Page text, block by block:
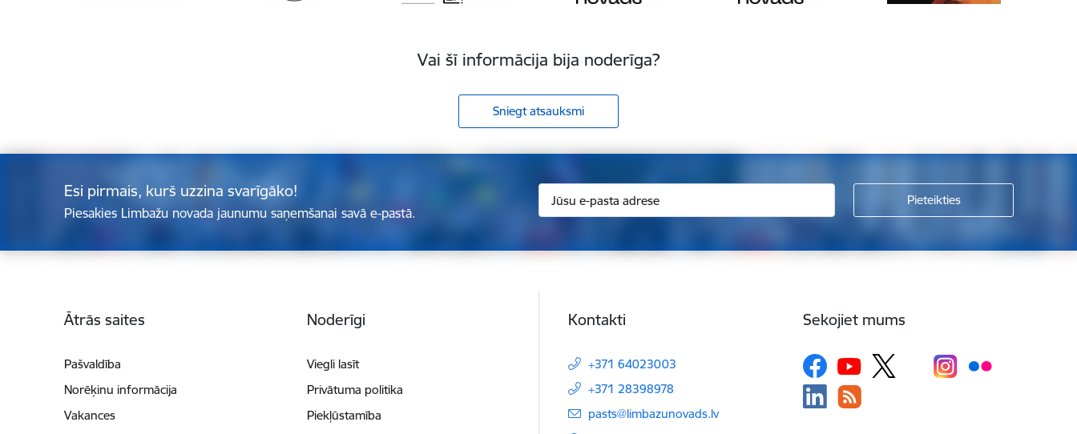
Vai šī informācija bija noderīga?
Sniegt atsauksmi
Esi pirmais, kurš uzzina svarīgāko!
Piesakies Limbažu novada jaunumu saņemšanai savā e-pastā.
Ātrās saites
Pašvaldība
Norēķinu informācija
Vakances
Noderīgi
Viegli lasīt
Privātuma politika
Piekļūstamība
Kontakti
+371 64023003
+371 28398978
E-pasts:
pasts@limbazunovads.lv
Sekojiet mums